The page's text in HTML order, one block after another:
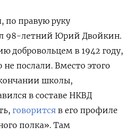
по правую руку
98-летний Юрий Двойкин.
добровольцем в 1942 году,
послали. Вместо этого
школы,
в составе НКВД
говорится в его профиле
полка». Там